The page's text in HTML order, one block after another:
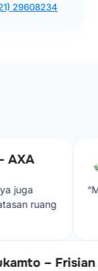
29608234
ruang
Sukamto –